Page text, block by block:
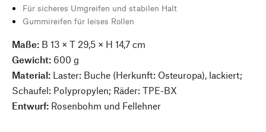
Für sicheres Umgreifen und stabilen Halt
Gummireifen für leises Rollen
Maße: B 13 × T 29,5 × H 14,7 cm
Gewicht: 600 g
Material: Laster: Buche (Herkunft: Osteuropa), lackiert;
Schaufel: Polypropylen; Räder: TPE-BX
Entwurf: Rosenbohm und Fellehner